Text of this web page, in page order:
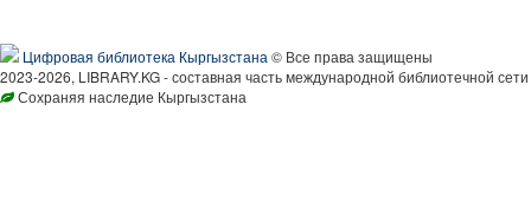
Цифровая библиотека Кыргызстана © Все права защищены
2023-2026, LIBRARY.KG - составная часть международной библиотечной
Сохраняя наследие Кыргызстана